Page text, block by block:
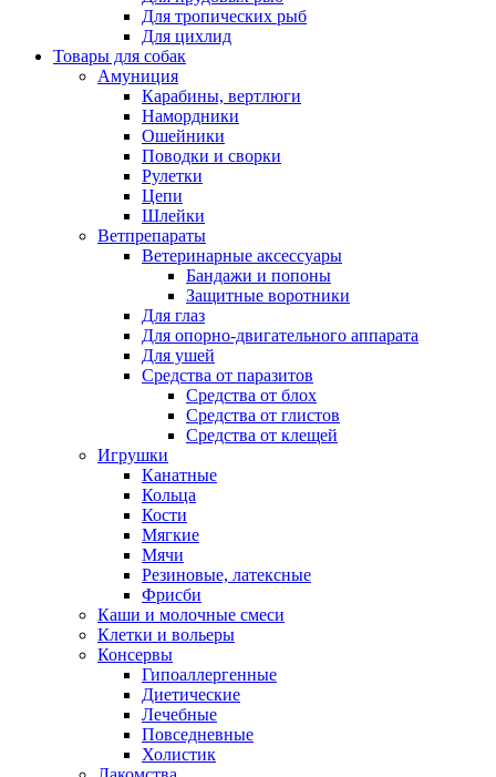
Для тропических рыб
Для цихлид
Товары для собак
Амуниция
Карабины, вертлюги
Намордники
Ошейники
Поводки и сворки
Рулетки
Цепи
Шлейки
Ветпрепараты
Ветеринарные аксессуары
Бандажи и попоны
Защитные воротники
Для глаз
Для опорно-двигательного аппарата
Для ушей
Средства от паразитов
Средства от блох
Средства от глистов
Средства от клещей
Игрушки
Канатные
Кольца
Кости
Мягкие
Мячи
Резиновые, латексные
Фрисби
Каши и молочные смеси
Клетки и вольеры
Консервы
Гипоаллергенные
Диетические
Лечебные
Повседневные
Холистик